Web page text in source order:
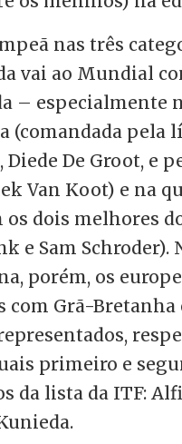
nas três
vai ao Mundial
– especialmente
(comandada pela
De Groot, e
Van Koot) e na
os dois melhores
e Sam Schroder).
porém, os
com Grã-Bretanha
primeiro e
da lista da ITF: